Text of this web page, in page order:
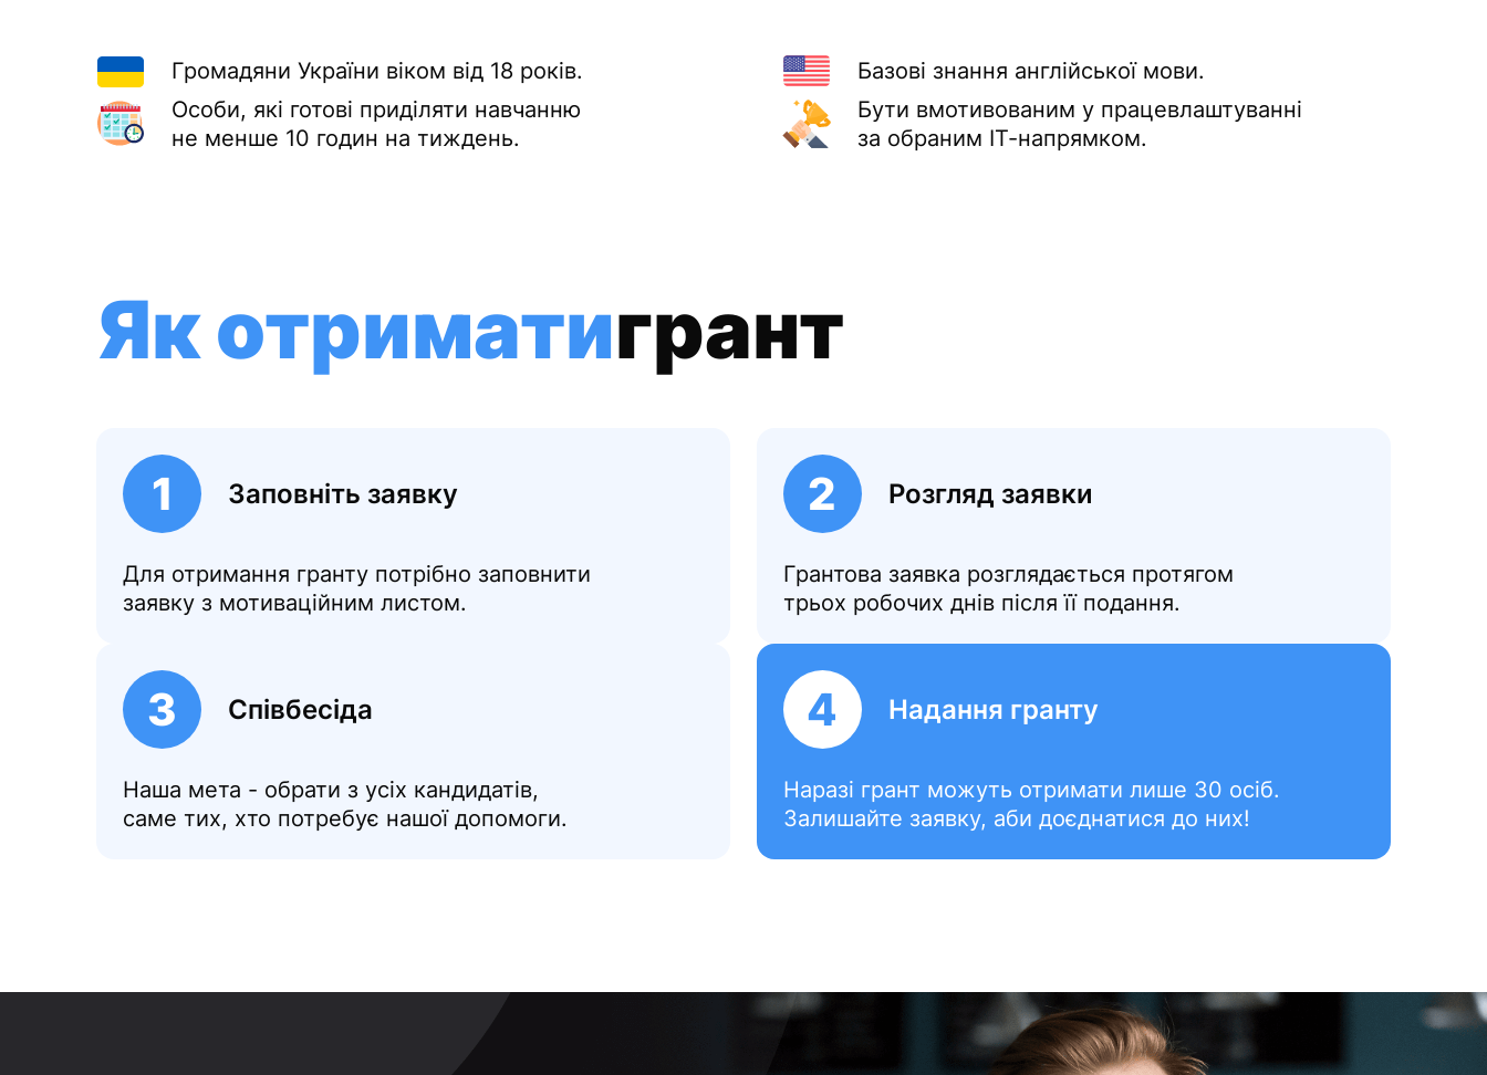
Громадяни України віком від 18 років.
Базові знання англійської мови.
Особи, які готові приділяти навчанню
не менше 10 годин на тиждень.
Бути вмотивованим у працевлаштуванні
за обраним ІТ-напрямком.
Як отриматигрант
1 Заповніть заявку
Для отримання гранту потрібно заповнити
заявку з мотиваційним листом.
2 Розгляд заявки
Грантова заявка розглядається протягом
трьох робочих днів після її подання.
3 Співбесіда
Наша мета - обрати з усіх кандидатів,
саме тих, хто потребує нашої допомоги.
4 Надання гранту
Наразі грант можуть отримати лише 30 осіб.
Залишайте заявку, аби доєднатися до них!